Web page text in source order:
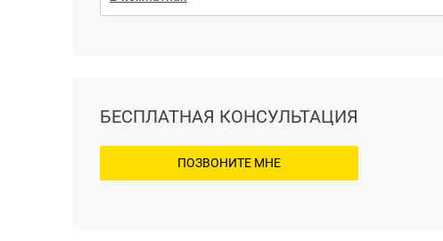
БЕСПЛАТНАЯ КОНСУЛЬТАЦИЯ
ПОЗВОНИТЕ МНЕ